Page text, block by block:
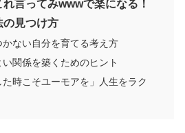
言ってみwwwで楽になる！
の見つけ方
ない自分を育てる考え方
関係を築くためのヒント
時こそユーモアを」人生をラク